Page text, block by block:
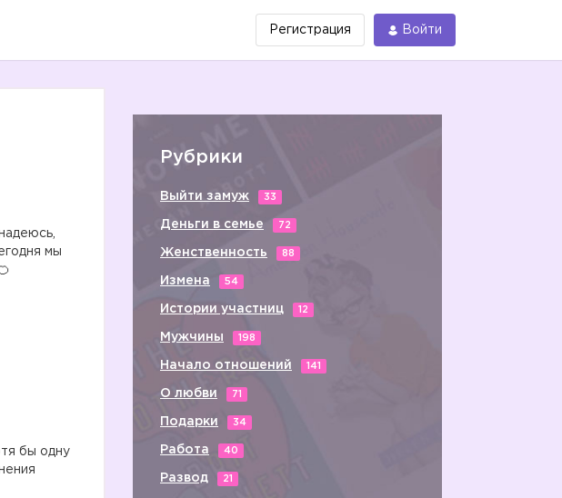
Регистрация Войти
мы
бы одну
Рубрики
Выйти замуж 33
Деньги в семье 72
Женственность 88
Измена 54
Истории участниц 12
Мужчины 198
Начало отношений 141
О любви 71
Подарки 34
Работа 40
Развод 21